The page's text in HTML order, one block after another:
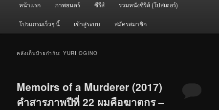
หน้าแรก ภาพยนตร์ ซีรีส์ รวมหนังซีรีส์ (โปสเตอร์)
โปรแกรมเร็วๆ นี้ เข้าสู่ระบบ สมัครสมาชิก
คลังเก็บป้ายกำกับ:YURI OGINO
Memoirs of a Murderer (2017)
คำสารภาพปีที่ 22 ผมคือฆาตกร –